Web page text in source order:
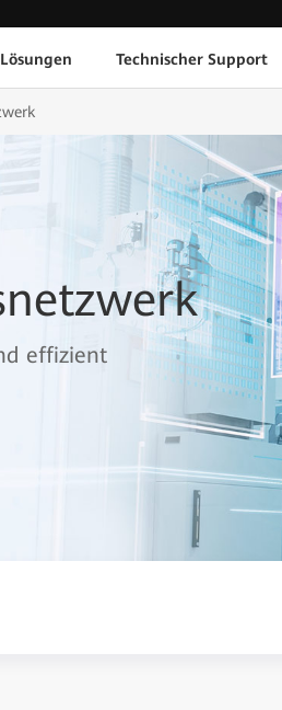
Technischer Support
effizient